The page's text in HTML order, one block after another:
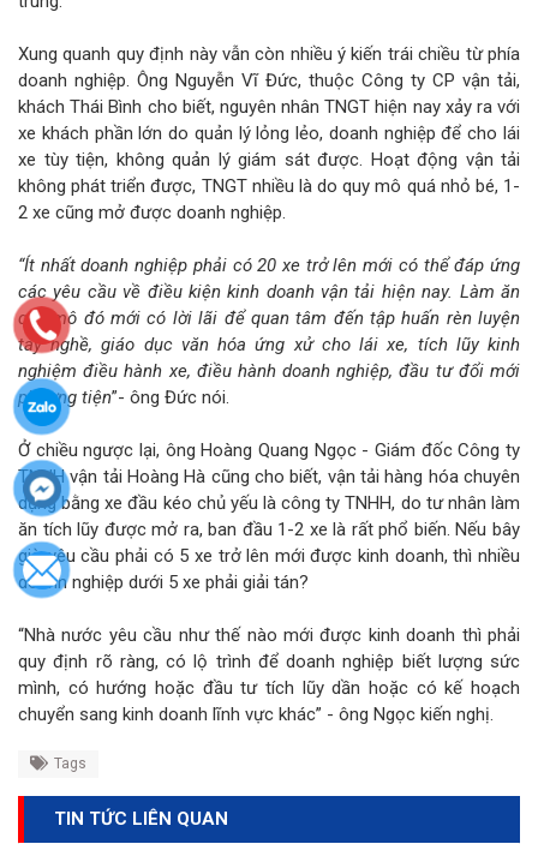
Xung quanh quy định này vẫn còn nhiều ý kiến trái chiều từ phía
doanh nghiệp. Ông Nguyễn Vĩ Đức, thuộc Công ty CP vận tải,
khách Thái Bình cho biết, nguyên nhân TNGT hiện nay xảy ra với
xe khách phần lớn do quản lý lỏng lẻo, doanh nghiệp để cho lái
xe tùy tiện, không quản lý giám sát được. Hoạt động vận tải
không phát triển được, TNGT nhiều là do quy mô quá nhỏ bé, 1-
2 xe cũng mở được doanh nghiệp.
“Ít nhất doanh nghiệp phải có 20 xe trở lên mới có thể đáp ứng
các yêu cầu về điều kiện kinh doanh vận tải hiện nay. Làm ăn
quy mô đó mới có lời lãi để quan tâm đến tập huấn rèn luyện
tay nghề, giáo dục văn hóa ứng xử cho lái xe, tích lũy kinh
nghiệm điều hành xe, điều hành doanh nghiệp, đầu tư đổi mới
phương tiện”- ông Đức nói.
Ở chiều ngược lại, ông Hoàng Quang Ngọc - Giám đốc Công ty
TNHH vận tải Hoàng Hà cũng cho biết, vận tải hàng hóa chuyên
dụng bằng xe đầu kéo chủ yếu là công ty TNHH, do tư nhân làm
ăn tích lũy được mở ra, ban đầu 1-2 xe là rất phổ biến. Nếu bây
giờ yêu cầu phải có 5 xe trở lên mới được kinh doanh, thì nhiều
doanh nghiệp dưới 5 xe phải giải tán?
“Nhà nước yêu cầu như thế nào mới được kinh doanh thì phải
quy định rõ ràng, có lộ trình để doanh nghiệp biết lượng sức
mình, có hướng hoặc đầu tư tích lũy dần hoặc có kế hoạch
chuyển sang kinh doanh lĩnh vực khác” - ông Ngọc kiến nghị.
Tags
TIN TỨC LIÊN QUAN